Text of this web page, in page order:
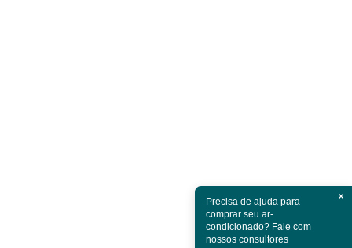
×
Precisa de ajuda para
comprar seu ar-
condicionado? Fale com
nossos consultores